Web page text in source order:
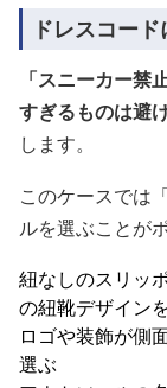
ドレスコー
「スニーカー禁
すぎるものは避
します。
このケースでは
ルを選ぶことが
紐なしのスリッ
の紐靴デザイン
ロゴや装飾が側
選ぶ